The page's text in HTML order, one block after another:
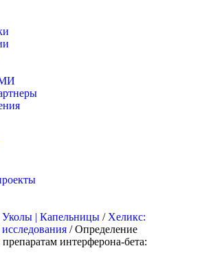
| Капельницы / Хеликс:
/ Определение
интерферона-бета: